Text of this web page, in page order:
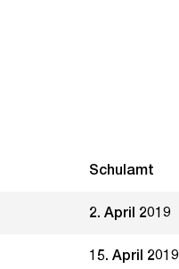
Schulamt
2. April 2019
15. April 2019